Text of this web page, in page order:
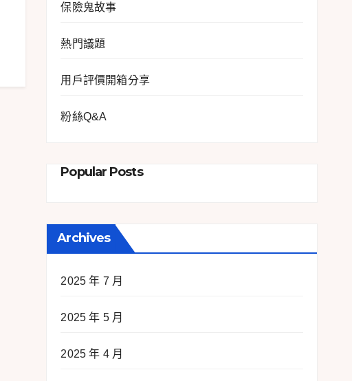
保險鬼故事
熱門議題
用戶評價開箱分享
粉絲Q&A
Popular Posts
Archives
2025 年 7 月
2025 年 5 月
2025 年 4 月